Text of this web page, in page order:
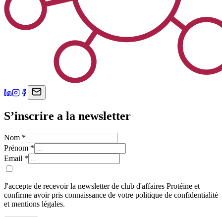
S’inscrire a la newsletter
Nom *
Prénom *
Email *
J'accepte de recevoir la newsletter de club d'affaires Protéine et
confirme avoir pris connaissance de votre politique de confidentialité
et mentions légales.